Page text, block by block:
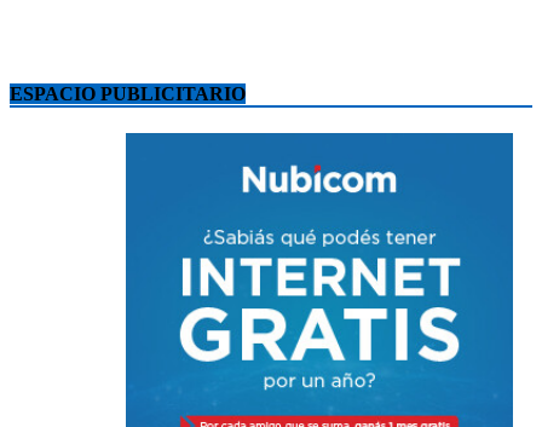
ESPACIO PUBLICITARIO